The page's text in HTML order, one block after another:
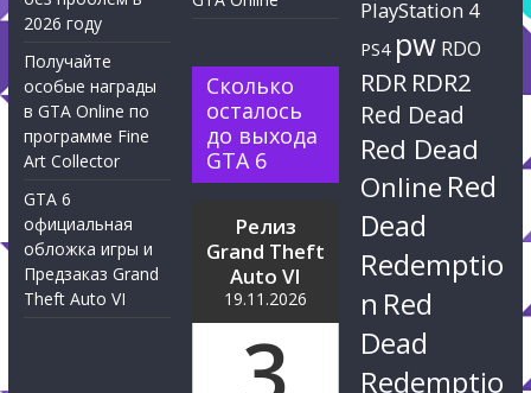
2026 году
Получайте
особые награды
в GTA Online по
программе Fine
Art Collector
GTA 6
официальная
обложка игры и
Предзаказ Grand
Theft Auto VI
Сколько
осталось
до выхода
GTA 6
Релиз
Grand Theft
Auto VI
19.11.2026
PlayStation 4
PS4 pw RDO
RDR RDR2
Red Dead
Red Dead
Online Red
Dead
Redemptio
n Red
Dead
Redemptio